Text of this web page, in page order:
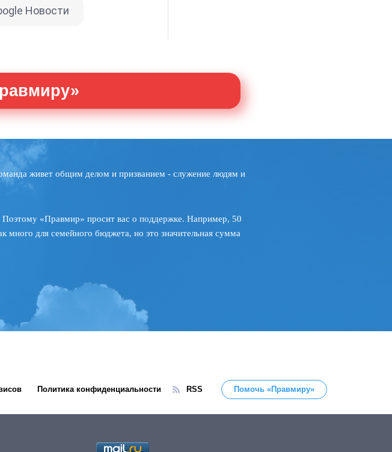
Новости
живет общим делом и призванием - служение людям и
«Правмир» просит вас о поддержке. Например, 50
много для семейного бюджета, но это значительная сумма
Политика конфиденциальности RSS Помочь «Правмиру»